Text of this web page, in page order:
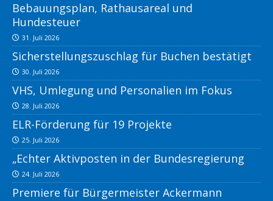
Bebauungsplan, Rathausareal und
Hundesteuer
31. Juli 2026
Sicherstellungszuschlag für Buchen bestätigt
30. Juli 2026
VHS, Umlegung und Personalien im Fokus
28. Juli 2026
ELR-Förderung für 19 Projekte
25. Juli 2026
„Echter Aktivposten in der Bundesregierung
24. Juli 2026
Premiere für Bürgermeister Ackermann